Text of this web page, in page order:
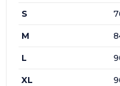
S
M
L
XL